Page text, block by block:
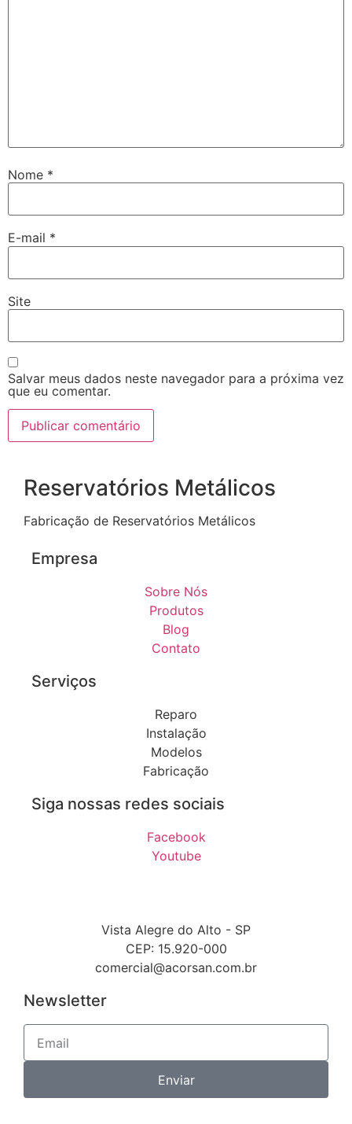
Nome *
E-mail *
Site
Salvar meus dados neste navegador para a próxima vez
que eu comentar.
Reservatórios Metálicos
Fabricação de Reservatórios Metálicos
Empresa
Sobre Nós
Produtos
Blog
Contato
Serviços
Reparo
Instalação
Modelos
Fabricação
Siga nossas redes sociais
Facebook
Youtube
Vista Alegre do Alto - SP
CEP: 15.920-000
comercial@acorsan.com.br
Newsletter
Enviar